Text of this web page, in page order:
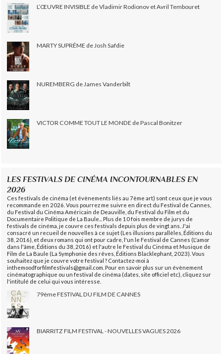
L’ŒUVRE INVISIBLE de Vladimir Rodionov et Avril Tembouret
MARTY SUPRÊME de Josh Safdie
NUREMBERG de James Vanderbilt
VICTOR COMME TOUT LE MONDE de Pascal Bonitzer
LES FESTIVALS DE CINÉMA INCONTOURNABLES EN
2026
Ces festivals de cinéma (et évènements liés au 7ème art) sont ceux que je vous
recommande en 2026. Vous pourrez me suivre en direct du Festival de Cannes,
du Festival du Cinéma Américain de Deauville, du Festival du Film et du
Documentaire Politique de La Baule... Plus de 10 fois membre de jurys de
festivals de cinéma, je couvre ces festivals depuis plus de vingt ans. J'ai
consacré un recueil de nouvelles à ce sujet (Les illusions parallèles, Éditions du
38, 2016), et deux romans qui ont pour cadre, l'un le Festival de Cannes (L'amor
dans l'âme, Éditions du 38, 2016) et l'autre le Festival du Cinéma et Musique de
Film de La Baule (La Symphonie des rêves, Éditions Blacklephant, 2023). Vous
souhaitez que je couvre votre festival ? Contactez-moi à
inthemoodforfilmfestivals@gmail.com. Pour en savoir plus sur un évènement
cinématographique ou un festival de cinéma (dates, site officiel etc), cliquez sur
l'intitulé de celui qui vous intéresse.
79ème FESTIVAL DU FILM DE CANNES
BIARRITZ FILM FESTIVAL - NOUVELLES VAGUES 2026